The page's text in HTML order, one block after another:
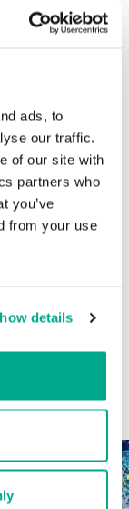
ads, to
our traffic.
of our site with
partners who
you’ve
from your use
details
*